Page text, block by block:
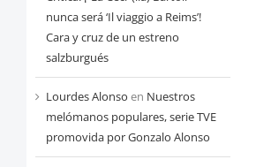
nunca será ‘Il viaggio a Reims’!
Cara y cruz de un estreno
salzburgués
Lourdes Alonso en Nuestros
melómanos populares, serie TVE
promovida por Gonzalo Alonso